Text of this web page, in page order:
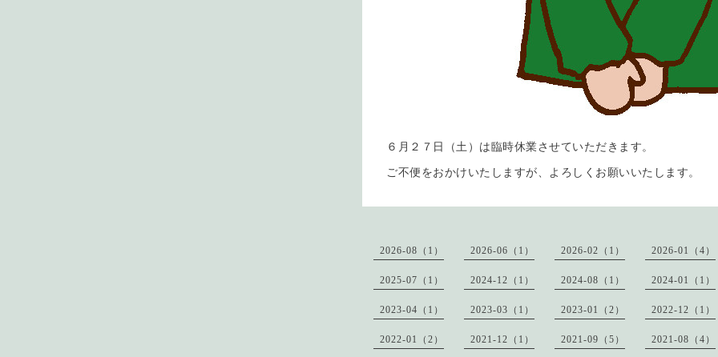
６月２７日（土）は臨時休業させていただきます。
ご不便をおかけいたしますが、よろしくお願いいたします。
2026-08（1） 2026-06（1） 2026-02（1） 2026-01（4）
2025-07（1） 2024-12（1） 2024-08（1） 2024-01（1）
2023-04（1） 2023-03（1） 2023-01（2） 2022-12（1）
2022-01（2） 2021-12（1） 2021-09（5） 2021-08（4）